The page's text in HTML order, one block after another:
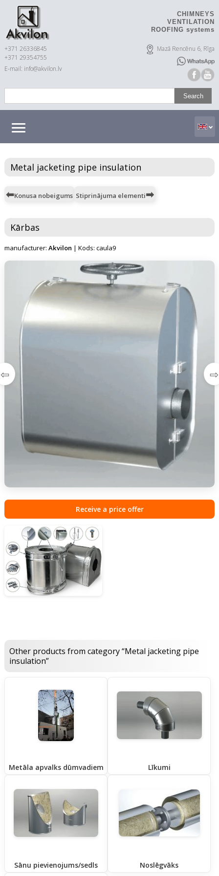
CHIMNEYS
VENTILATION
ROOFING systems
+371 26336845
+371 29354755
E-mail: info@akvilon.lv
Mazā Rencēnu 6, Rīga
Metal jacketing pipe insulation
Konusa nobeigums Stiprinājuma elementi
Kārbas
manufacturer: Akvilon | Kods: caula9
⇦ ⇨
Receive a price offer
Other products from category “Metal jacketing pipe
insulation”
Metāla apvalks dūmvadiem Līkumi
Sānu pievienojums/sedls Noslēgvāks